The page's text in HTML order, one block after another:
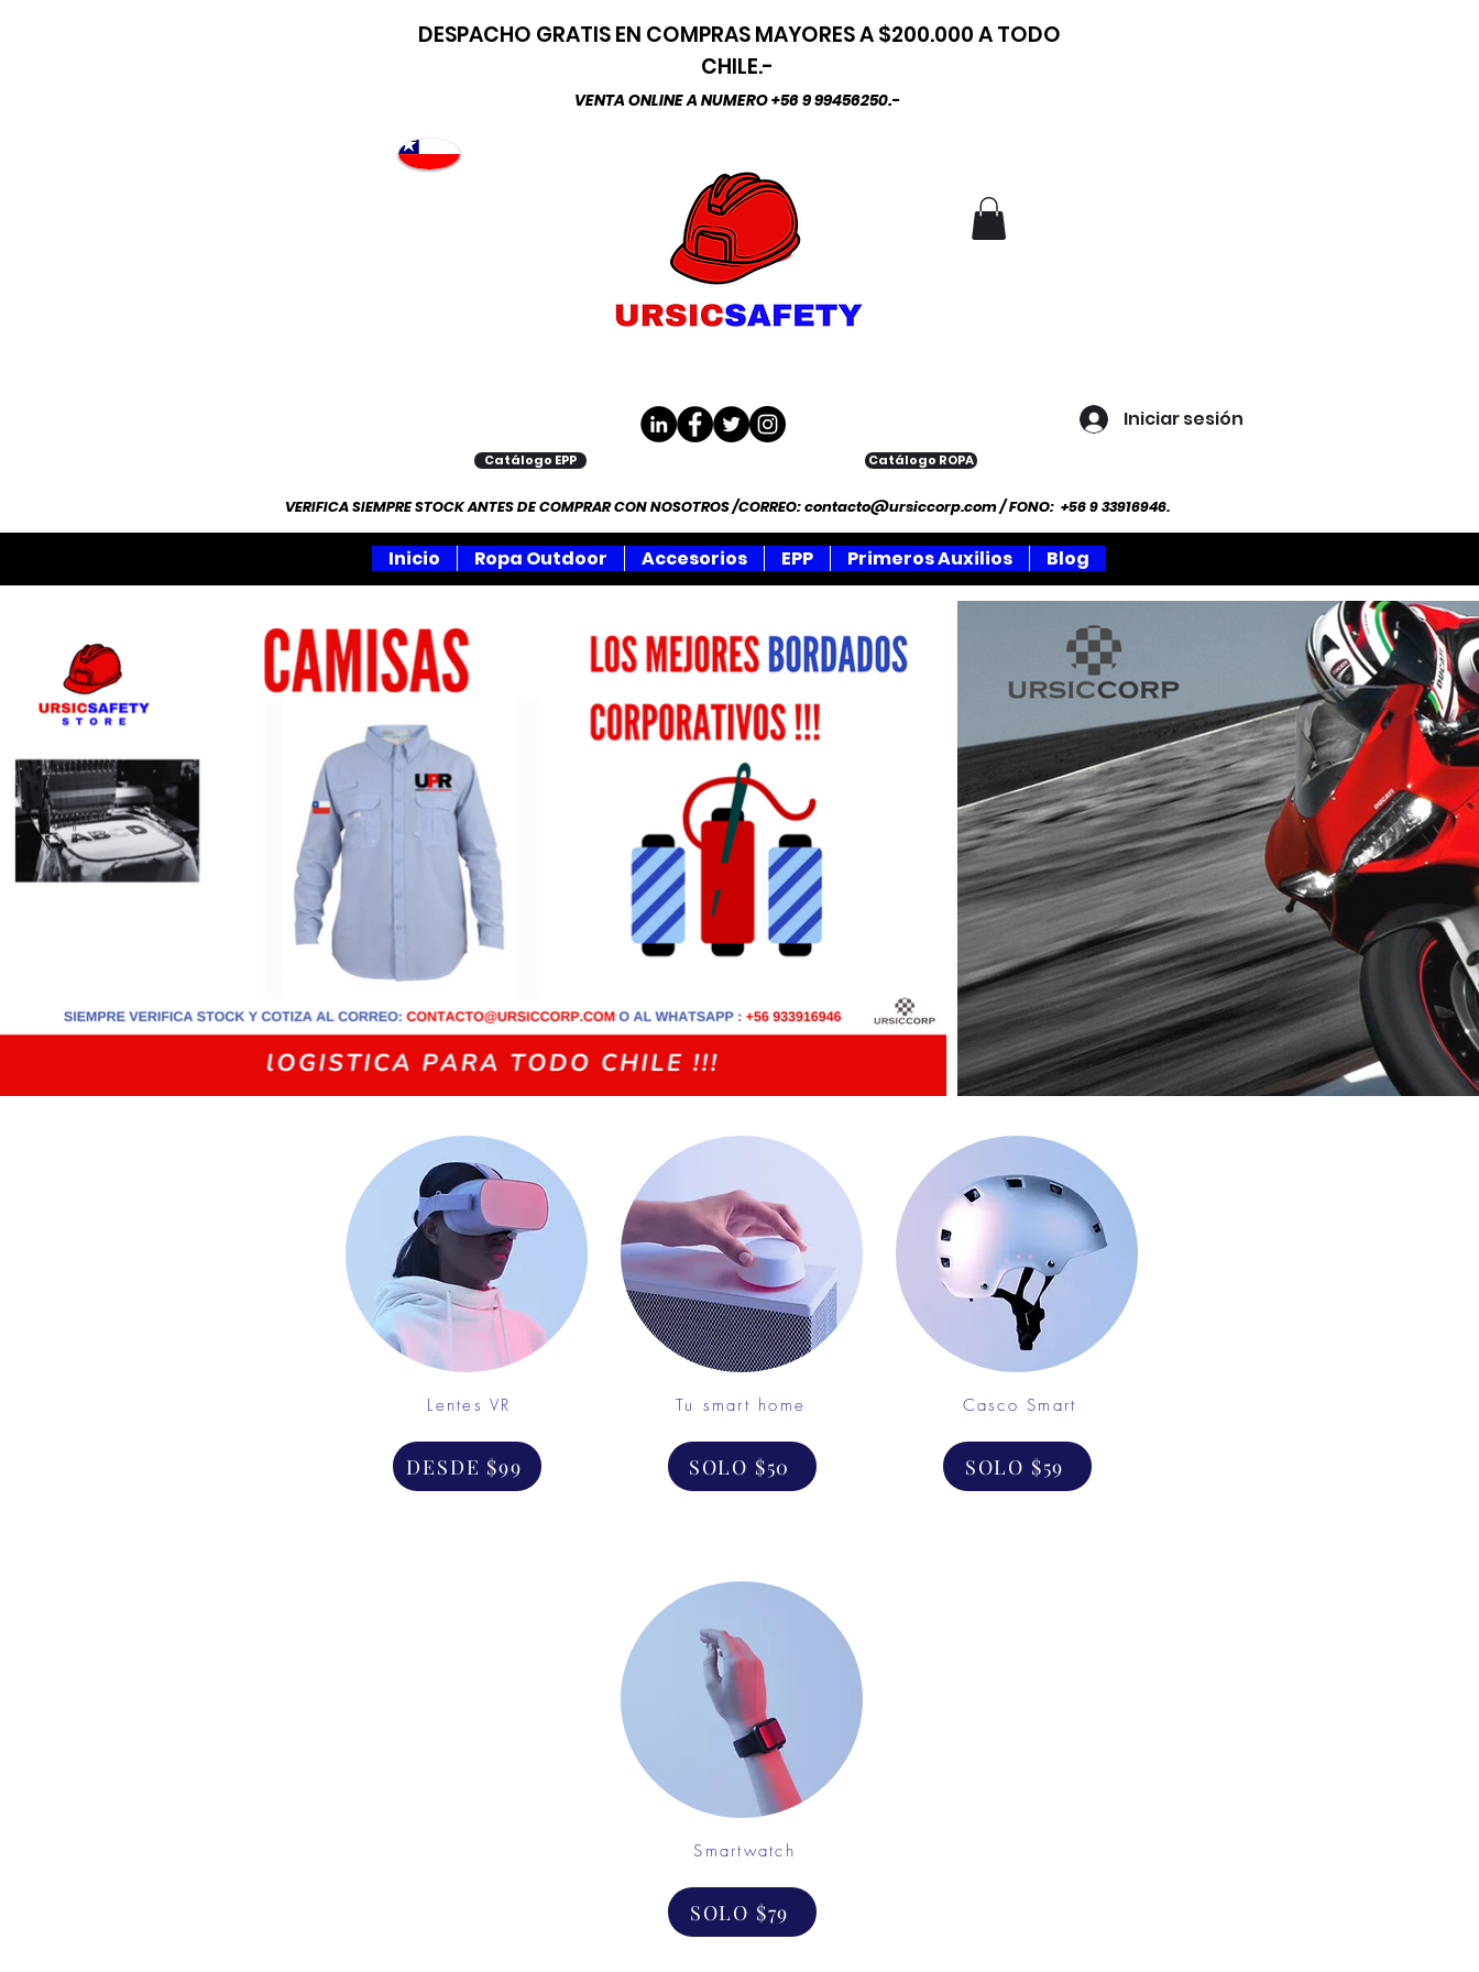
DESPACHO GRATIS EN COMPRAS MAYORES A $200.000 A TODO
CHILE.-
VENTA ONLINE A NUMERO +56 9 99456250.-
Iniciar sesión
Catálogo EPP Catálogo ROPA
VERIFICA SIEMPRE STOCK ANTES DE COMPRAR CON NOSOTROS /CORREO:contacto@ursiccorp.com/ FONO: +56 9 33916946.
Inicio Ropa Outdoor Accesorios EPP Primeros Auxilios Blog
Lentes VR
DESDE $99
Tu smart home
SOLO $50
Casco Smart
SOLO $59
Smartwatch
SOLO $79